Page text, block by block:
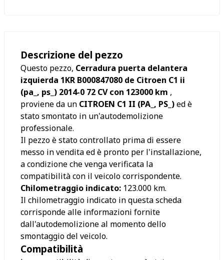
Descrizione del pezzo
Questo pezzo, Cerradura puerta delantera
izquierda 1KR B000847080 de Citroen C1 ii
(pa_, ps_) 2014-0 72 CV con 123000 km ,
proviene da un CITROEN C1 II (PA_, PS_)ed è
stato smontato in un'autodemolizione
professionale.
Il pezzo è stato controllato prima di essere
messo in vendita ed è pronto per l'installazione,
a condizione che venga verificata la
compatibilità con il veicolo corrispondente.
Chilometraggio indicato: 123.000 km.
Il chilometraggio indicato in questa scheda
corrisponde alle informazioni fornite
dall'autodemolizione al momento dello
smontaggio del veicolo.
Compatibilità